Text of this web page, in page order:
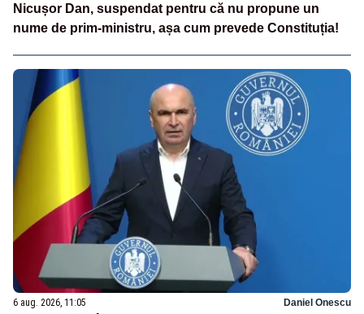
Nicușor Dan, suspendat pentru că nu propune un
nume de prim-ministru, așa cum prevede Constituția!
6 aug. 2026, 11:05 Daniel Onescu